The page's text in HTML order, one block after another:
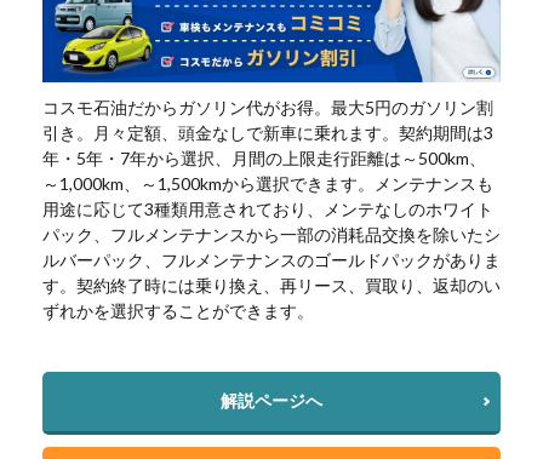
コスモ石油だからガソリン代がお得。最大5円のガソリン割
引き。月々定額、頭金なしで新車に乗れます。契約期間は3
年・5年・7年から選択、月間の上限走行距離は～500km、
～1,000km、～1,500kmから選択できます。メンテナンスも
用途に応じて3種類用意されており、メンテなしのホワイト
パック、フルメンテナンスから一部の消耗品交換を除いたシ
ルバーパック、フルメンテナンスのゴールドパックがありま
す。契約終了時には乗り換え、再リース、買取り、返却のい
ずれかを選択することができます。
解説ページへ